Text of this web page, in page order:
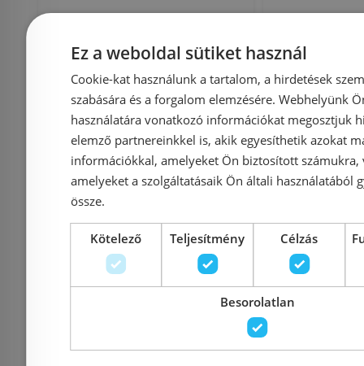
Azonosító: 139766
Cikkszám: C93
77 000 Ft73 150 Ft
Kosárba
72 000 Ft
-10%
Rendelésre Rendelésre
Ez a weboldal sütiket használ
Cookie-kat használunk a tartalom, a hirdetések
szabására és a forgalom elemzésére. Webhelyünk
használatára vonatkozó információkat megosztjuk
elemző partnereinkkel is, akik egyesíthetik azokat
információkkal, amelyeket Ön biztosított számukra,
amelyeket a szolgáltatásaik Ön általi használatából
össze.
Kötelező Teljesítmény Célzás
Besorolatlan